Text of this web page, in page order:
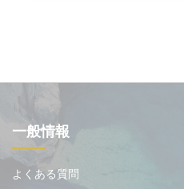
一般情報
よくある質問